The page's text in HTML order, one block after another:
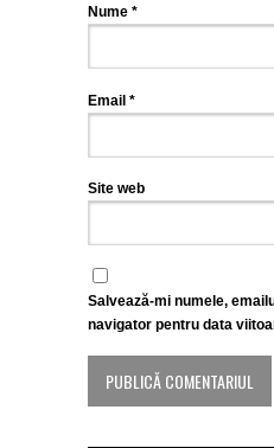
Nume *
Email *
Site web
Salvează-mi numele,
navigator pentru data